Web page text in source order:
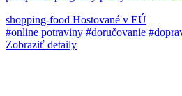
shopping-food Hostované v EÚ
#online potraviny #doručovanie
Zobraziť detaily